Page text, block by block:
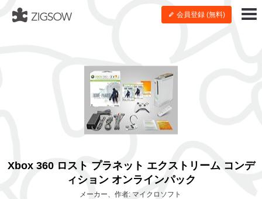
会員登録 (無料)
Xbox 360 ロスト プラネット エクストリーム コンデ
ィション オンラインパック
メーカー、作者: マイクロソフト